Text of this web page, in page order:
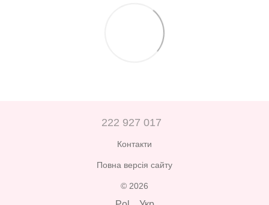
222 927 017
Контакти
Повна версія сайту
© 2026